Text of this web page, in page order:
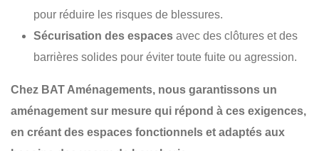
pour réduire les risques de blessures.
Sécurisation des espaces avec des clôtures et des
barrières solides pour éviter toute fuite ou agression.
Chez BAT Aménagements, nous garantissons un
aménagement sur mesure qui répond à ces exigences,
en créant des espaces fonctionnels et adaptés aux